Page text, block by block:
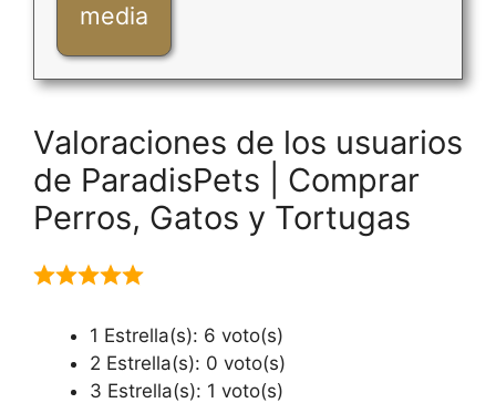
media
Valoraciones de los usuarios
de ParadisPets | Comprar
Perros, Gatos y Tortugas
1 Estrella(s): 6 voto(s)
2 Estrella(s): 0 voto(s)
3 Estrella(s): 1 voto(s)